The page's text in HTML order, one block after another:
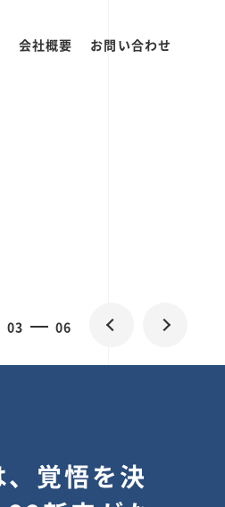
会社概要 お問い合わせ
03 06
覚悟を決